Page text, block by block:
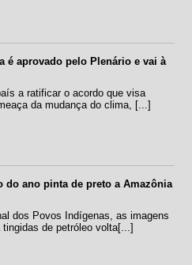
é aprovado pelo Plenário e vai à
a ratificar o acordo que visa
da mudança do clima, [...]
do ano pinta de preto a Amazônia
dos Povos Indígenas, as imagens
de petróleo volta[...]